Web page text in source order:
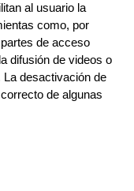
al usuario la
como, por
de acceso
difusión de videos o
La desactivación de
de algunas